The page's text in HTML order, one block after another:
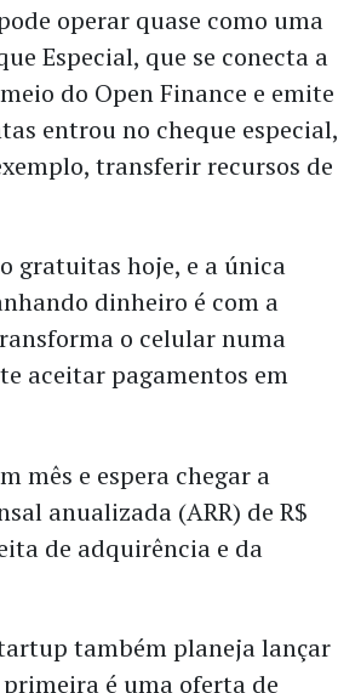
operar quase como uma
Especial, que se conecta a
do Open Finance e emite
entrou no cheque especial,
transferir recursos de
gratuitas hoje, e a única
dinheiro é com a
o celular numa
aceitar pagamentos em
mês e espera chegar a
anualizada (ARR) de R$
de adquirência e da
também planeja lançar
é uma oferta de